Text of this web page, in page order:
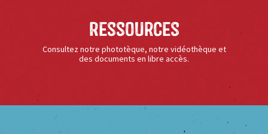
Ressources
Consultez notre phototèque, notre vidéothèque et
des documents en libre accès.